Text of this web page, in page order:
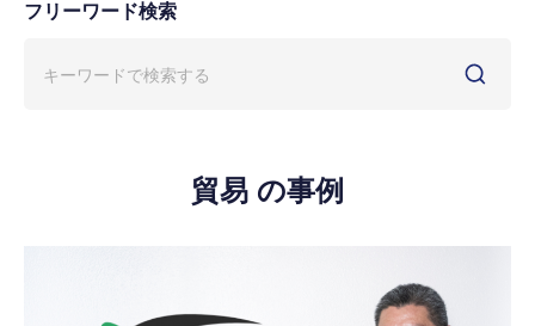
フリーワード検索
貿易 の事例